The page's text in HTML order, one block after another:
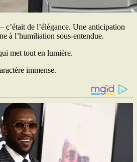
c’était de l’élégance. Une anticipation
à l’humiliation sous-entendue.
met tout en lumière.
immense.